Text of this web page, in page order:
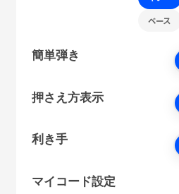
ベース
簡単弾き
押さえ方表示
利き手
マイコード設定